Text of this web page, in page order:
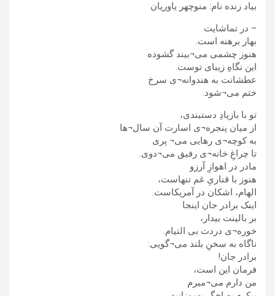
بیاد زنده نام: منوچهر یاوریان
– در تماشایت
بهار برهنه است.
هنوز چشمی می¬بیند گشوده
این نگاهِ زیبای توست.
عطشانت به هندوانه¬ی سرخ
ختم می¬شود.
تو با بازیادِ دستبندی،
از میان پنجره¬ی اسارت آن سال¬ها
به کوچه¬ی رهایی می¬ پری
تا چراغِ خانه¬ی رفیق می¬دوی.
مادر در اهوازِ آرزو
هنوز با قناریِ غم تنهاست،
الهام، اشکان در آمریکاست.
اینک برادر جان اینجا
بر بالینت بیدار،
خوره¬ی دردت بی التیام.
ناگاه به سخنِ بلند می¬گویی:
برادر جان!
فرمان این است،
من دارم می¬میرم